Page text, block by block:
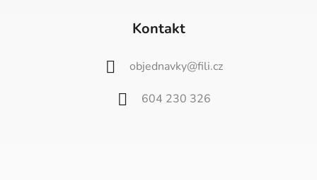
Kontakt
objednavky@fili.cz
604 230 326